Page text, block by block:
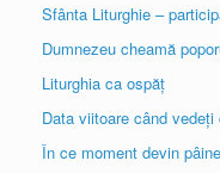
Sfânta Liturghie –
Dumnezeu cheamă
Liturghia ca ospăț
Data viitoare când vedeți
În ce moment devin